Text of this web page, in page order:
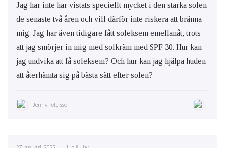
Jag har inte har vistats speciellt mycket i den starka solen
de senaste två åren och vill därför inte riskera att bränna
mig. Jag har även tidigare fått soleksem emellanåt, trots
att jag smörjer in mig med solkräm med SPF 30. Hur kan
jag undvika att få soleksem? Och hur kan jag hjälpa huden
att återhämta sig på bästa sätt efter solen?
Jenny Petersson